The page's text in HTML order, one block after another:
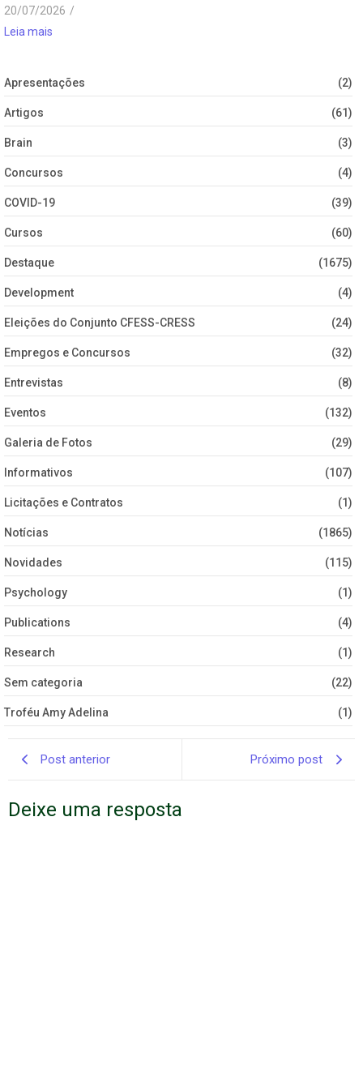
20/07/2026 /
Leia mais
Apresentações (2)
Artigos (61)
Brain (3)
Concursos (4)
COVID-19 (39)
Cursos (60)
Destaque (1675)
Development (4)
Eleições do Conjunto CFESS-CRESS (24)
Empregos e Concursos (32)
Entrevistas (8)
Eventos (132)
Galeria de Fotos (29)
Informativos (107)
Licitações e Contratos (1)
Notícias (1865)
Novidades (115)
Psychology (1)
Publications (4)
Research (1)
Sem categoria (22)
Troféu Amy Adelina (1)
Post anterior Próximo post
Deixe uma resposta